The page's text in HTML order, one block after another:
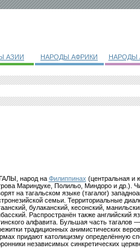
АЗИИ НАРОДЫ АФРИКИ НАРОДЫ
народ на Филиппинах (центральная и
Мариндуке, Полильо, Миндоро и др.).
на тагальском языке (тагалог)
семьи. Территориальные
булаканский, кесонский,
Распространён также английский
алфавита. Бульшая часть тагалов
традиционных анимистических
придают католицизму определённую
независимых синкретических